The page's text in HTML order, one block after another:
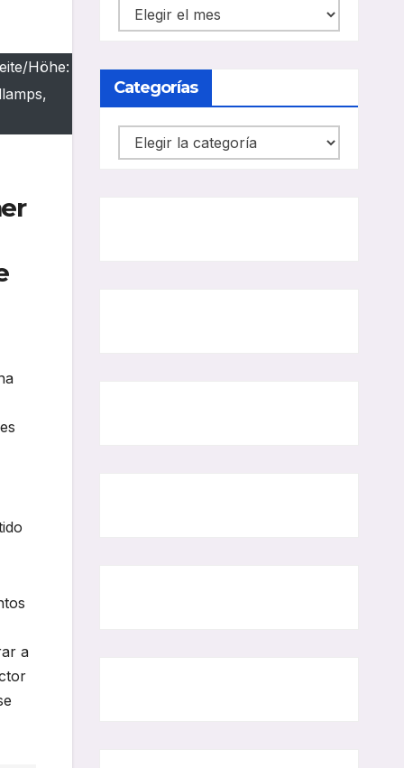
Höhe:
a
NOTICIAS
CARRIL
Categorías
Categorías